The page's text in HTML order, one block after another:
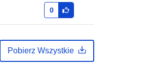
0
Pobierz Wszystkie